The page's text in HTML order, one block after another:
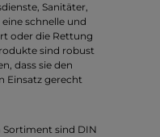
Sanitäter,
schnelle und
oder die Rettung
sind robust
dass sie den
Einsatz gerecht
sind DIN